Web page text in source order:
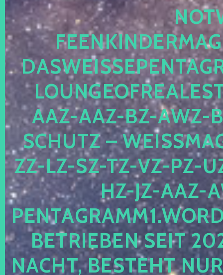
AZ-AAZ-BZ-AWZ-
CHUTZ –
-LZ-SZ-TZ-VZ-PZ-UZ-
-JZ-AAZ-
TRIEBEN SEIT 2024
CHT, BESTEHT NUR